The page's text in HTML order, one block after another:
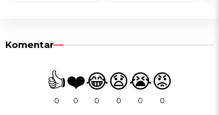
Komentar
👍
0
❤️
0
😂
0
😧
0
😭
0
😡
0